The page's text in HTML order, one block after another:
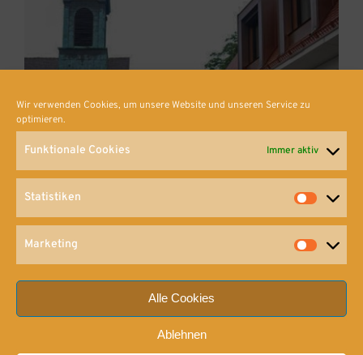
Wir verwenden Cookies, um unsere Website und unseren Service zu
optimieren.
Funktionale Cookies Immer aktiv
Statistiken
Marketing
Alle Cookies
Ablehnen